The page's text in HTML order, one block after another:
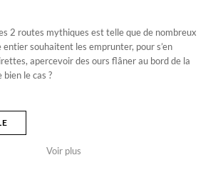
2 routes mythiques est telle que de nombreux
souhaitent les emprunter, pour s’en
apercevoir des ours flâner au bord de la
le cas ?
Voir plus